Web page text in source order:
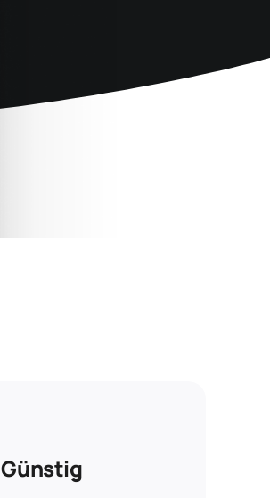
Günstig
Günstig